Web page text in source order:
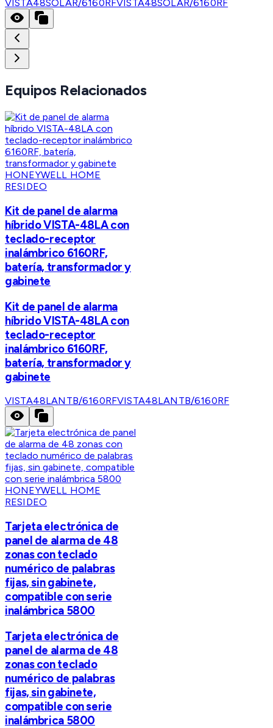
VISTA48SOLAR/6160RFVISTA48SOLAR/6160RF
Equipos Relacionados
HONEYWELL HOME
RESIDEO
Kit de panel de alarma
híbrido VISTA-48LA con
teclado-receptor
inalámbrico 6160RF,
batería, transformador y
gabinete
Kit de panel de alarma
híbrido VISTA-48LA con
teclado-receptor
inalámbrico 6160RF,
batería, transformador y
gabinete
VISTA48LANTB/6160RFVISTA48LANTB/6160RF
HONEYWELL HOME
RESIDEO
Tarjeta electrónica de
panel de alarma de 48
zonas con teclado
numérico de palabras
fijas, sin gabinete,
compatible con serie
inalámbrica 5800
Tarjeta electrónica de
panel de alarma de 48
zonas con teclado
numérico de palabras
fijas, sin gabinete,
compatible con serie
inalámbrica 5800